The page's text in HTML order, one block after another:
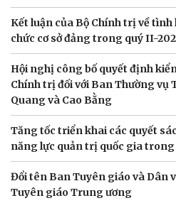
Kết luận của Bộ Chính trị về
chức cơ sở đảng trong quý II-
Hội nghị công bố quyết định
Chính trị đối với Ban Thường vụ
Quang và Cao Bằng
Tăng tốc triển khai các quyết
năng lực quản trị quốc gia
Đổi tên Ban Tuyên giáo và Dân
Tuyên giáo Trung ương